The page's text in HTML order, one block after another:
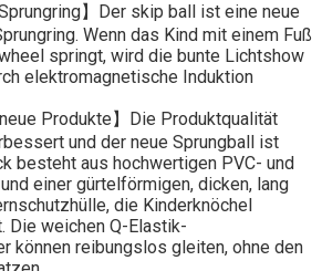
】Der skip ball ist eine neue
Wenn das Kind mit einem Fuß
springt, wird die bunte Lichtshow
elektromagnetische Induktion
Produkte】Die Produktqualität
und der neue Sprungball ist
besteht aus hochwertigen PVC- und
einer gürtelförmigen, dicken, lang
die Kinderknöchel
Die weichen Q-Elastik-
können reibungslos gleiten, ohne den